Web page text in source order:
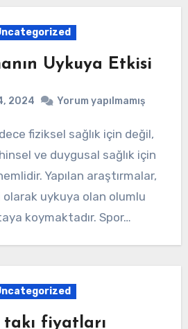
Uykuya Etkisi
2024 Yorum yapılmamış
ve duygusal sağlık için
Yapılan araştırmalar,
uykuya olan olumlu
koymaktadır. Spor…
takı fiyatları